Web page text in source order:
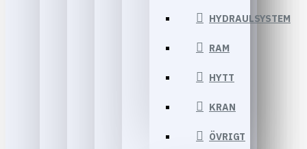
HYDRAULSYSTEM
RAM
HYTT
KRAN
ÖVRIGT